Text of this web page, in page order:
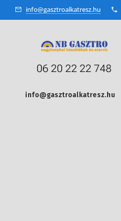
info@gasztroalkatresz.hu
06 20 22 22 748
info@gasztroalkatresz.hu